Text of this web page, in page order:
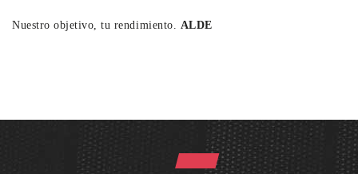
Nuestro objetivo, tu rendimiento. ALDE